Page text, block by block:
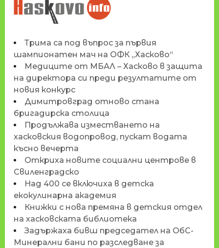
HASKOVO.INFO
Трима са под въпрос за първия
шампионатен мач на ОФК „Хасково“
Медиците от МБАЛ – Хасково в защита
на директора си преди резултатите от
новия конкурс
Димитровград отново стана
бригадирска столица
Продължава изместването на
хасковския водопровод, пускат водата
късно вечерта
Откриха новите социални центрове в
Свиленградско
Над 400 се включиха в детска
екокулинарна академия
Книжки с нова премяна в детския отдел
на хасковската библиотека
Задържаха бивш председател на ОбС-
Минерални бани по разследване за